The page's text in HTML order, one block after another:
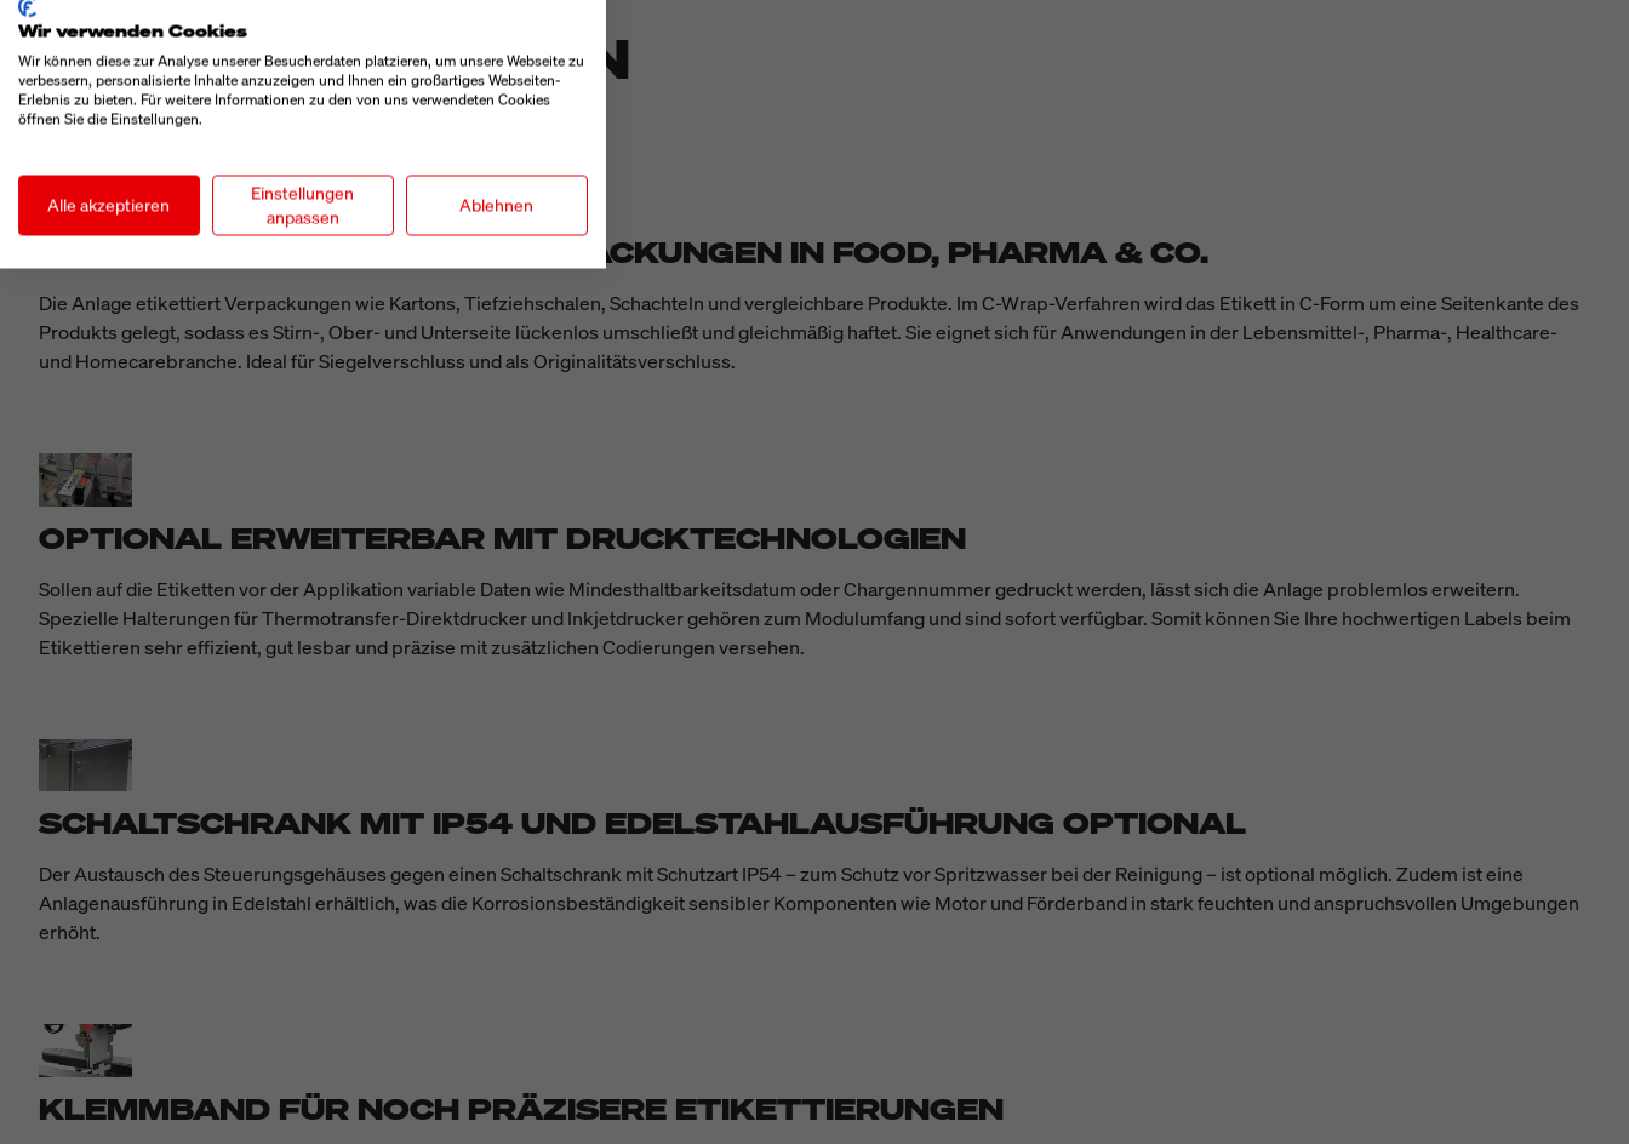
BESONDERHEITEN
C-WRAP-VERFAHREN FÜR VERPACKUNGEN IN FOOD, PHARMA & CO.
Die Anlage etikettiert Verpackungen wie Kartons, Tiefziehschalen, Schachteln und vergleichbare Produkte. Im C-Wrap-Verfahren wird das Etikett in C-Form um eine Seitenkante des
Produkts gelegt, sodass es Stirn-, Ober- und Unterseite lückenlos umschließt und gleichmäßig haftet. Sie eignet sich für Anwendungen in der Lebensmittel-, Pharma-, Healthcare-
und Homecarebranche. Ideal für Siegelverschluss und als Originalitätsverschluss.
OPTIONAL ERWEITERBAR MIT DRUCKTECHNOLOGIEN
Sollen auf die Etiketten vor der Applikation variable Daten wie Mindesthaltbarkeitsdatum oder Chargennummer gedruckt werden, lässt sich die Anlage problemlos erweitern.
Spezielle Halterungen für Thermotransfer-Direktdrucker und Inkjetdrucker gehören zum Modulumfang und sind sofort verfügbar. Somit können Sie Ihre hochwertigen Labels beim
Etikettieren sehr effizient, gut lesbar und präzise mit zusätzlichen Codierungen versehen.
SCHALTSCHRANK MIT IP54 UND EDELSTAHLAUSFÜHRUNG OPTIONAL
Der Austausch des Steuerungsgehäuses gegen einen Schaltschrank mit Schutzart IP54 – zum Schutz vor Spritzwasser bei der Reinigung – ist optional möglich. Zudem ist eine
Anlagenausführung in Edelstahl erhältlich, was die Korrosionsbeständigkeit sensibler Komponenten wie Motor und Förderband in stark feuchten und anspruchsvollen Umgebungen
erhöht.
KLEMMBAND FÜR NOCH PRÄZISERE ETIKETTIERUNGEN
Wir verwenden Cookies
Wir können diese zur Analyse unserer Besucherdaten platzieren, um unsere Webseite zu
verbessern, personalisierte Inhalte anzuzeigen und Ihnen ein großartiges Webseiten-
Erlebnis zu bieten. Für weitere Informationen zu den von uns verwendeten Cookies
öffnen Sie die Einstellungen.
Alle akzeptieren
Einstellungen
anpassen
Ablehnen